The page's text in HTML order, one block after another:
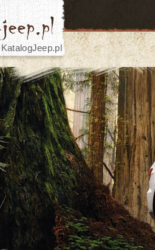
KatalogJeep.pl